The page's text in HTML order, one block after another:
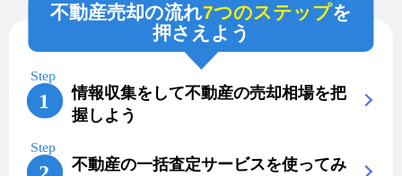
不動産売却の流れ7つのステップを
押さえよう
情報収集をして不動産の売却相場を把
握しよう
不動産の一括査定サービスを使ってみ